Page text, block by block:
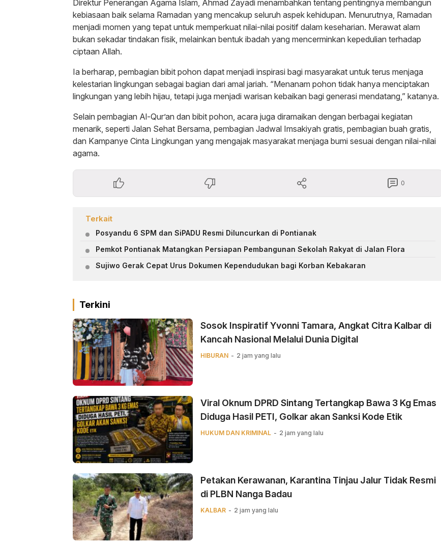
Direktur Penerangan Agama Islam, Ahmad Zayadi menambahkan tentang pentingnya membangun
kebiasaan baik selama Ramadan yang mencakup seluruh aspek kehidupan. Menurutnya, Ramadan
menjadi momen yang tepat untuk memperkuat nilai-nilai positif dalam keseharian. Merawat alam
bukan sekadar tindakan fisik, melainkan bentuk ibadah yang mencerminkan kepedulian terhadap
ciptaan Allah.
Ia berharap, pembagian bibit pohon dapat menjadi inspirasi bagi masyarakat untuk terus menjaga
kelestarian lingkungan sebagai bagian dari amal jariah. “Menanam pohon tidak hanya menciptakan
lingkungan yang lebih hijau, tetapi juga menjadi warisan kebaikan bagi generasi mendatang,” katanya.
Selain pembagian Al-Qur’an dan bibit pohon, acara juga diramaikan dengan berbagai kegiatan
menarik, seperti Jalan Sehat Bersama, pembagian Jadwal Imsakiyah gratis, pembagian buah gratis,
dan Kampanye Cinta Lingkungan yang mengajak masyarakat menjaga bumi sesuai dengan nilai-nilai
agama.
0
Terkait
Posyandu 6 SPM dan SiPADU Resmi Diluncurkan di Pontianak
Pemkot Pontianak Matangkan Persiapan Pembangunan Sekolah Rakyat di Jalan Flora
Sujiwo Gerak Cepat Urus Dokumen Kependudukan bagi Korban Kebakaran
Terkini
‎Sosok Inspiratif Yvonni Tamara, Angkat Citra Kalbar di
Kancah Nasional Melalui Dunia Digital ‎
HIBURAN 2 jam yang lalu
Viral Oknum DPRD Sintang Tertangkap Bawa 3 Kg Emas
Diduga Hasil PETI, Golkar akan Sanksi Kode Etik
HUKUM DAN KRIMINAL 2 jam yang lalu
Petakan Kerawanan, Karantina Tinjau Jalur Tidak Resmi
di PLBN Nanga Badau
KALBAR 2 jam yang lalu